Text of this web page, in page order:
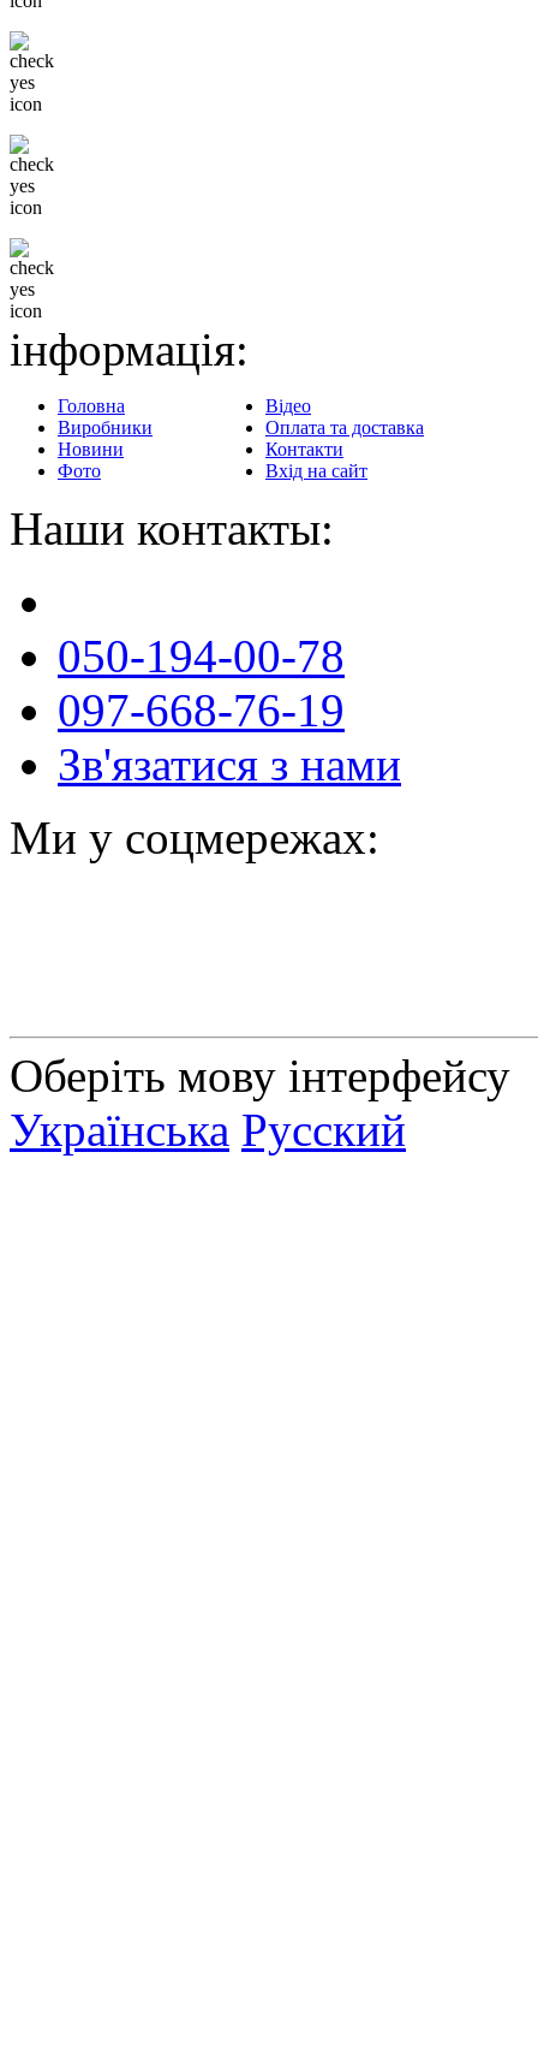
інформація:
Головна
Виробники
Новини
Фото
Відео
Оплата та доставка
Контакти
Вхід на сайт
Наши контакты:
050-194-00-78
097-668-76-19
Зв'язатися з нами
Ми у соцмережах:
Оберіть мову інтерфейсу
Українська Русский